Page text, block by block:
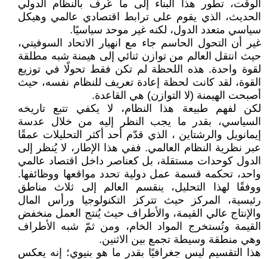
الوقت، تطور هذا البناء إلى ما عُرف بالنظام الدولي
الحديث، الذي يقوم على ترابط اقتصادي عالمي وهيكل
سياسي متعدد الدول، لكنه غير موحد سياسيًا.
غير أن التحول الحاسم جاء مع انهيار الاتحاد السوفيتي،
حيث انتقل العالم من توازن ثنائي إلى هيمنة شبه مطلقة
لقوة واحدة. هذه اللحظة لم تكن فقط تحولًا في توزيع
القوة، لقد كانت لحظة إعادة تعريف للنظام نفسه، حيث
أصبحت الهيمنة (لا التوازن) هي القاعدة.
لكن لفهم طبيعة هذا النظام، لا يكفي تتبع تاريخه
السياسي، بقدر ما يجب النظر إليه من خلال عدسة
إيمانويل والرشتاين ، الذي قدّم أحد أكثر التحليلات عمقًا
عبر نظرية النظام العالمي. ففي هذا الإطار، لا يُنظر إلى
الدول كوحدات مستقلة، بل كعناصر داخل اقتصاد عالمي
واحد، تحكمه قسمة عمل دولية تحدد مواقعها ووظائفها.
ووفقًا لهذا التحليل، ينقسم العالم إلى ثلاث مناطق
رئيسية، المركز حيث تتركز التكنولوجيا ورأس المال
والإنتاج عالي القيمة، والأطراف حيث يُنتج العمل منخفض
القيمة وتُستخرج المواد الخام، ومن ثمّ شبه الأطراف
وهي منطقة وسيطة تجمع بين الاثنين.
هذا التقسيم ليس جغرافيًا بقدر ما هو بنيوي؛ إنه يعكس